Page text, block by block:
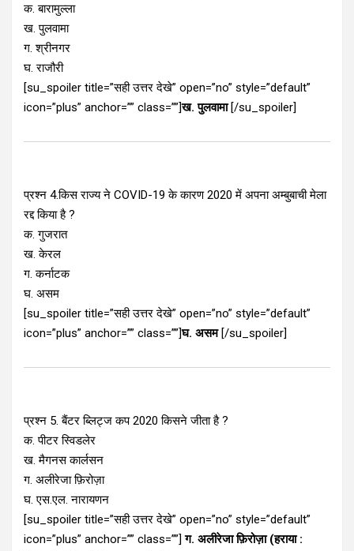
क. बारामुल्ला
ख. पुलवामा
ग. श्रीनगर
घ. राजौरी
[su_spoiler title=”सही उत्तर देखे” open=”no” style=”default”
icon=”plus” anchor=”” class=””]ख. पुलवामा[/su_spoiler]
प्रश्न 4.किस राज्य ने COVID-19 के कारण 2020 में अपना अम्बुबाची मेला
रद्द किया है ?
क. गुजरात
ख. केरल
ग. कर्नाटक
घ. असम
[su_spoiler title=”सही उत्तर देखे” open=”no” style=”default”
icon=”plus” anchor=”” class=””]घ. असम[/su_spoiler]
प्रश्न 5. बैंटर ब्लिट्ज कप 2020 किसने जीता है ?
क. पीटर स्विडलेर
ख. मैगनस कार्लसन
ग. अलीरेजा फ़िरोज़ा
घ. एस.एल. नारायणन
[su_spoiler title=”सही उत्तर देखे” open=”no” style=”default”
icon=”plus” anchor=”” class=””]ग. अलीरेजा फ़िरोज़ा (हराया :